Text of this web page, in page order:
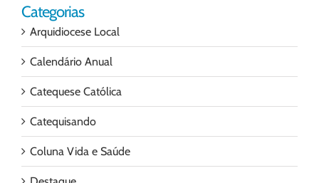
Categorias
Arquidiocese Local
Calendário Anual
Catequese Católica
Catequisando
Coluna Vida e Saúde